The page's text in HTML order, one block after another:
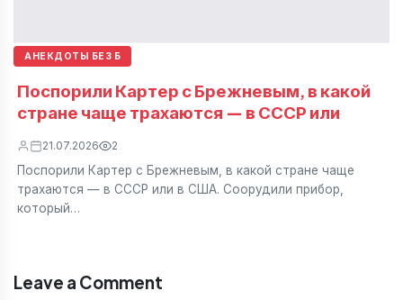
АНЕКДОТЫ БЕЗ Б
Поспорили Картер с Брежневым, в какой
стране чаще трахаются — в СССР или
21.07.2026 2
Поспорили Картер с Брежневым, в какой стране чаще
трахаются — в СССР или в США. Соорудили прибор,
который…
Leave a Comment